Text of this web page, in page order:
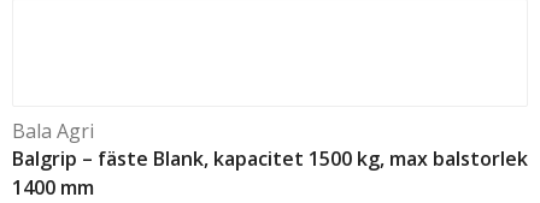
Bala Agri
Balgrip – fäste Blank, kapacitet 1500 kg, max balstorlek
1400 mm